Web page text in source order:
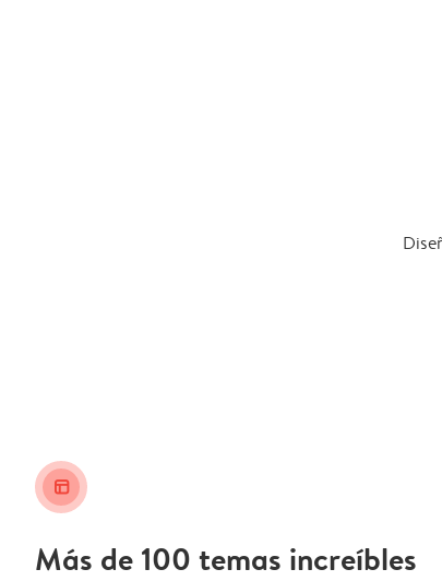
layout_alt
Más de 100 temas increíbles